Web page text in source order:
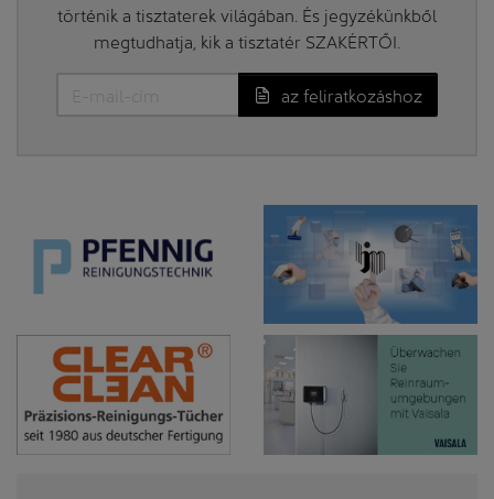
történik a tisztaterek világában. És jegyzékünkből
megtudhatja, kik a tisztatér SZAKÉRTŐI.
az feliratkozáshoz